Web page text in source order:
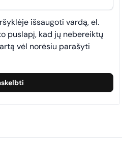
išsaugoti vardą, el.
puslapį, kad jų nebereiktų
vėl norėsiu parašyti